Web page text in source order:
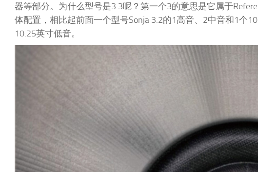
器等部分。为什么型号是3.3呢？第一个3的意思是它属于
体配置，相比起前面一个型号Sonja 3.2的1高音、2中音和1个
10.25英寸低音。